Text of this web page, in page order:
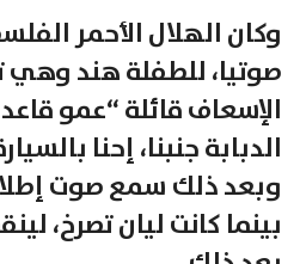
وكان الهلال الأحمر
صوتيا، للطفلة هند وهي
الإسعاف قائلة “عمو
الدبابة جنبنا، إحنا
وبعد ذلك سمع صوت
بينما كانت ليان تصرخ،